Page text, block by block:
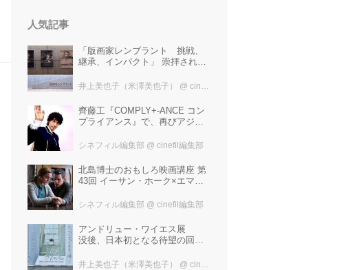
人気記事
「版画家レンブラント 挑戦、
継承、インパクト」 崇拝され、
た版画技法！ 国立西洋美術館に
井上美也子（米澤美也子） @ cinefil編集部
齊藤工『COMPLY+-ANCE コン
プライアンス』で、再びアジア
際映画祭"インターナショナル・
シネフィル編集部 @ cinefil編集部
北島博士のおもしろ映画講座 第
43回 イーサン・ホーク×エマ・
仕掛ける、実話に基づく衝撃の
ン』！
シネフィル編集部 @ cinefil編集部
アンドリュー・ワイエス展
没後、日本初となる待望の回顧
は？ 独自の精神世界を描く 豊
井上美也子（米澤美也子） @ cinefil編集部